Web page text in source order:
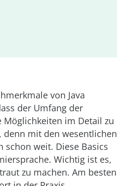
von Java
der Umfang der
Möglichkeiten im Detail zu
mit den wesentlichen
weit. Diese Basics
Wichtig ist es,
zu machen. Am besten